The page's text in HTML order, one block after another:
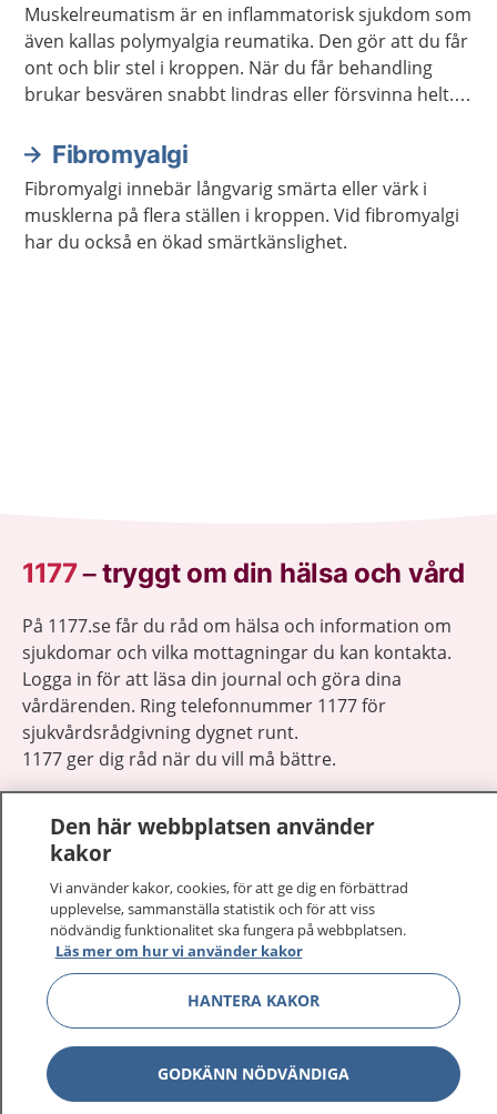
Muskelreumatism är en inflammatorisk sjukdom som
även kallas polymyalgia reumatika. Den gör att du får
ont och blir stel i kroppen. När du får behandling
brukar besvären snabbt lindras eller försvinna helt.
Fibromyalgi
Fibromyalgi innebär långvarig smärta eller värk i
musklerna på flera ställen i kroppen. Vid fibromyalgi
har du också en ökad smärtkänslighet.
1177–tryggt om din hälsa och vård
På 1177.se får du råd om hälsa och information om
sjukdomar och vilka mottagningar du kan kontakta.
Logga in för att läsa din journal och göra dina
vårdärenden. Ring telefonnummer 1177 för
sjukvårdsrådgivning dygnet runt.
1177 ger dig råd när du vill må bättre.
1177 på flera språk
Kontakt Visa
Behandling av personuppgifter
Den här webbplatsen använder
kakor
Vi använder kakor, cookies, för att ge dig en förbättrad
upplevelse, sammanställa statistik och för att viss
nödvändig funktionalitet ska fungera på webbplatsen.
Läs mer om hur vi använder kakor
HANTERA KAKOR
GODKÄNN NÖDVÄNDIGA